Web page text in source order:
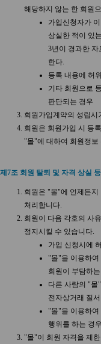
해당하지 않는 한 회원
가입신청자가
상실한 적이 있
3년이 경과한
한다.
등록 내용에 허
기타 회원으로
판단되는 경우
회원가입계약의 성립
회원은 회원가입 시 등
"몰"에 대하여 회원정보
제7조 회원 탈퇴 및 자격 상실 등
회원은 "몰"에 언제든
처리합니다.
회원이 다음 각호의 사
정지시킬 수 있습니다.
가입 신청시에
"몰"을 이용하여
회원이 부담하
다른 사람의 "몰
전자상거래 질
"몰"을 이용하여
행위를 하는 경우
"몰"이 회원 자격을 제